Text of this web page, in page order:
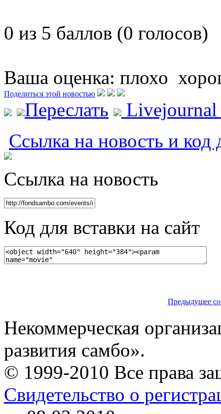
0 из 5 баллов (0 голосов)
Ваша оценка: плохо
Поделиться этой новостью
Переслать
Ссылка на новость и код
Ссылка на новость
Код для вставки на сайт
Предыдущее
Некоммерческая
развития самбо».
© 1999-2010 Все права
Свидетельство о